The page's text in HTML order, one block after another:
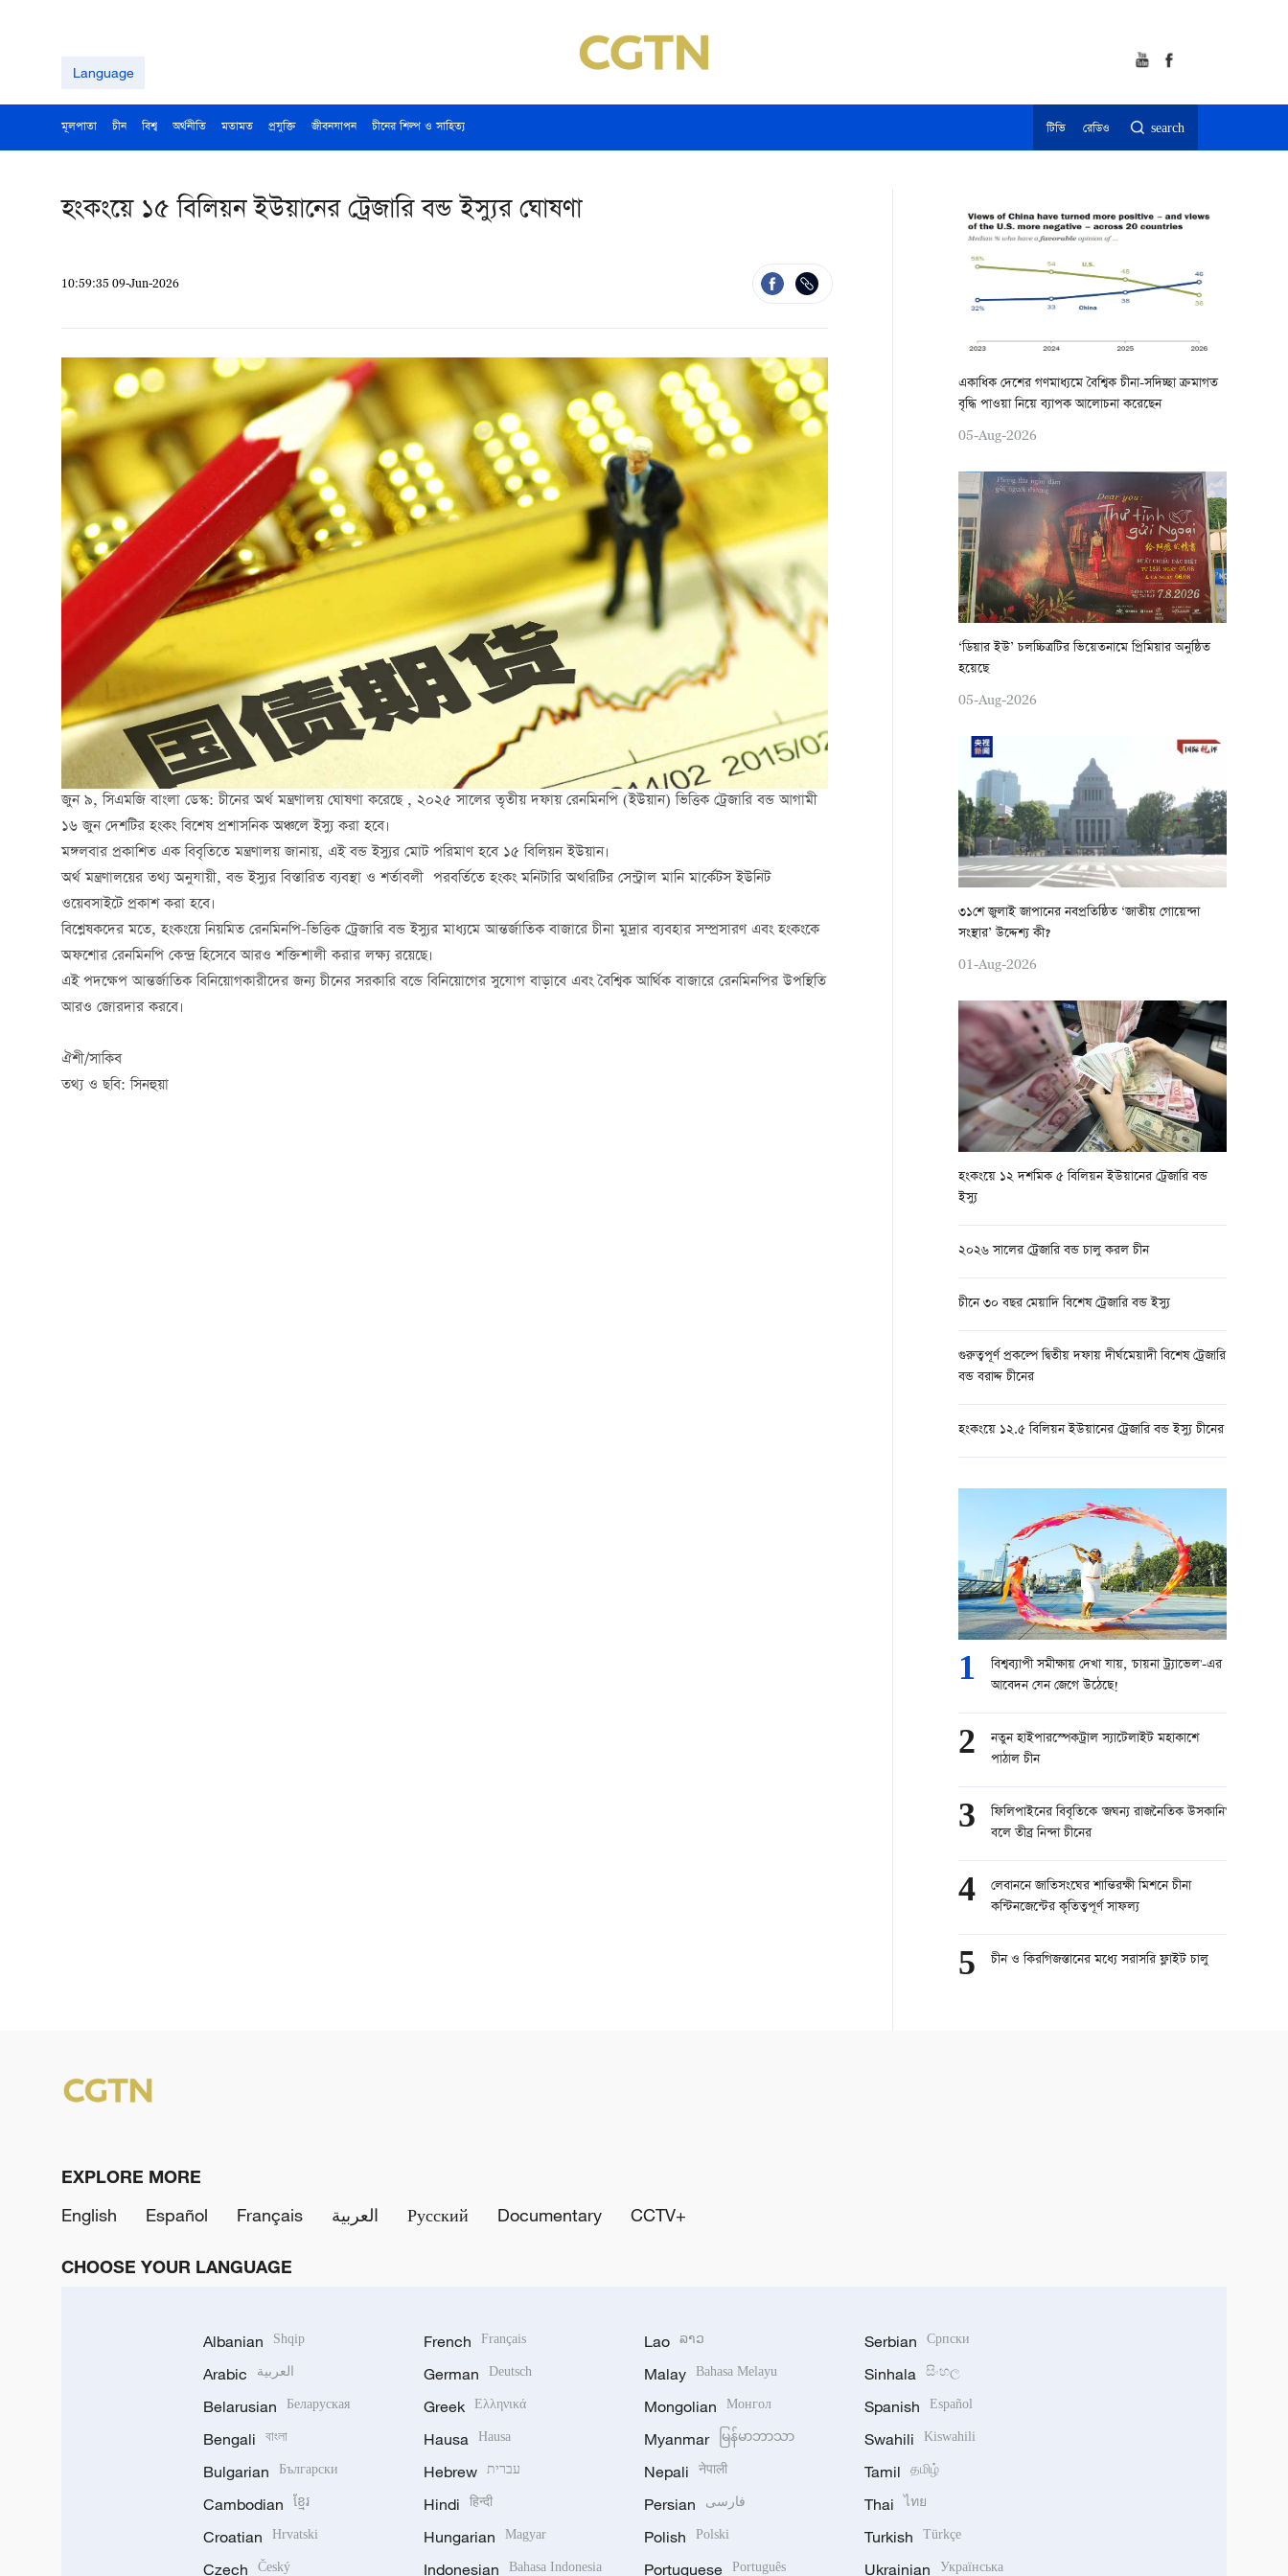
Language
মূলপাতা চীন বিশ্ব অর্থনীতি মতামত প্রযুক্তি জীবনযাপন চীনের শিল্প ও সাহিত্য টিভি রেডিও search
হংকংয়ে ১৫ বিলিয়ন ইউয়ানের ট্রেজারি বন্ড ইস্যুর ঘোষণা
10:59:35 09-Jun-2026
জুন ৯, সিএমজি বাংলা ডেস্ক: চীনের অর্থ মন্ত্রণালয় ঘোষণা করেছে , ২০২৫ সালের তৃতীয় দফায় রেনমিনপি (ইউয়ান) ভিত্তিক ট্রেজারি বন্ড আগামী
১৬ জুন দেশটির হংকং বিশেষ প্রশাসনিক অঞ্চলে ইস্যু করা হবে।
মঙ্গলবার প্রকাশিত এক বিবৃতিতে মন্ত্রণালয় জানায়, এই বন্ড ইস্যুর মোট পরিমাণ হবে ১৫ বিলিয়ন ইউয়ান।
অর্থ মন্ত্রণালয়ের তথ্য অনুযায়ী, বন্ড ইস্যুর বিস্তারিত ব্যবস্থা ও শর্তাবলী পরবর্তিতে হংকং মনিটারি অথরিটির সেন্ট্রাল মানি মার্কেটস ইউনিট
ওয়েবসাইটে প্রকাশ করা হবে।
বিশ্লেষকদের মতে, হংকংয়ে নিয়মিত রেনমিনপি-ভিত্তিক ট্রেজারি বন্ড ইস্যুর মাধ্যমে আন্তর্জাতিক বাজারে চীনা মুদ্রার ব্যবহার সম্প্রসারণ এবং হংকংকে
অফশোর রেনমিনপি কেন্দ্র হিসেবে আরও শক্তিশালী করার লক্ষ্য রয়েছে।
এই পদক্ষেপ আন্তর্জাতিক বিনিয়োগকারীদের জন্য চীনের সরকারি বন্ডে বিনিয়োগের সুযোগ বাড়াবে এবং বৈশ্বিক আর্থিক বাজারে রেনমিনপির উপস্থিতি
আরও জোরদার করবে।
ঐশী/সাকিব
তথ্য ও ছবি: সিনহুয়া
একাধিক দেশের গণমাধ্যমে বৈশ্বিক চীনা-সদিচ্ছা ক্রমাগত
বৃদ্ধি পাওয়া নিয়ে ব্যাপক আলোচনা করেছেন
05-Aug-2026
‘ডিয়ার ইউ’ চলচ্চিত্রটির ভিয়েতনামে প্রিমিয়ার অনুষ্ঠিত
হয়েছে
05-Aug-2026
৩১শে জুলাই জাপানের নবপ্রতিষ্ঠিত ‘জাতীয় গোয়েন্দা
সংস্থার’ উদ্দেশ্য কী?
01-Aug-2026
হংকংয়ে ১২ দশমিক ৫ বিলিয়ন ইউয়ানের ট্রেজারি বন্ড
ইস্যু
২০২৬ সালের ট্রেজারি বন্ড চালু করল চীন
চীনে ৩০ বছর মেয়াদি বিশেষ ট্রেজারি বন্ড ইস্যু
গুরুত্বপূর্ণ প্রকল্পে দ্বিতীয় দফায় দীর্ঘমেয়াদী বিশেষ ট্রেজারি
বন্ড বরাদ্দ চীনের
হংকংয়ে ১২.৫ বিলিয়ন ইউয়ানের ট্রেজারি বন্ড ইস্যু চীনের
1
বিশ্বব্যাপী সমীক্ষায় দেখা যায়, 'চায়না ট্র্যাভেল'-এর
আবেদন যেন জেগে উঠেছে!
2
নতুন হাইপারস্পেকট্রাল স্যাটেলাইট মহাকাশে
পাঠাল চীন
3
ফিলিপাইনের বিবৃতিকে 'জঘন্য রাজনৈতিক উসকানি'
বলে তীব্র নিন্দা চীনের
4
লেবাননে জাতিসংঘের শান্তিরক্ষী মিশনে চীনা
কন্টিনজেন্টের কৃতিত্বপূর্ণ সাফল্য
5 চীন ও কিরগিজস্তানের মধ্যে সরাসরি ফ্লাইট চালু
EXPLORE MORE
English
Español Français العربية Русский Documentary CCTV+
CHOOSE YOUR LANGUAGE
Albanian Shqip
Arabic العربية
Belarusian Беларуская
Bengali বাংলা
Bulgarian Български
Cambodian ខ្មែរ
Croatian Hrvatski
Czech Český
French Français
German Deutsch
Greek Ελληνικά
Hausa Hausa
Hebrew עברית
Hindi हिन्दी
Hungarian Magyar
Indonesian Bahasa Indonesia
Lao ລາວ
Malay Bahasa Melayu
Mongolian Монгол
Myanmar မြန်မာဘာသာ
Nepali नेपाली
Persian فارسی
Polish Polski
Portuguese Português
Serbian Српски
Sinhala සිංහල
Spanish Español
Swahili Kiswahili
Tamil தமிழ்
Thai ไทย
Turkish Türkçe
Ukrainian Українська